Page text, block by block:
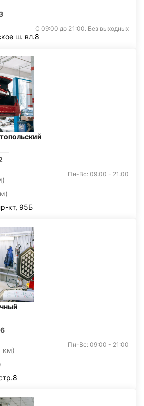
С 09:00 до 21:00. Без выходных
ш. вл.8
Пн-Вс: 09:00 - 21:00
кт, 95Б
км)
Пн-Вс: 09:00 - 21:00